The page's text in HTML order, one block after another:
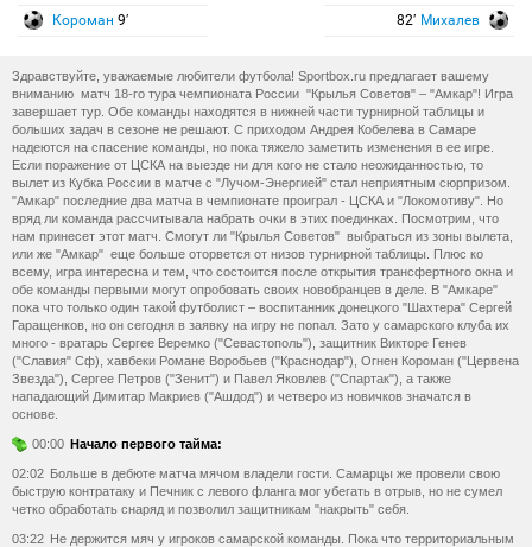
Короман 9′ 82′ Михалев
Здравствуйте, уважаемые любители футбола! Sportbox.ru предлагает вашему
вниманию матч 18-го тура чемпионата России "Крылья Советов" – "Амкар"! Игра
завершает тур. Обе команды находятся в нижней части турнирной таблицы и
больших задач в сезоне не решают. С приходом Андрея Кобелева в Самаре
надеются на спасение команды, но пока тяжело заметить изменения в ее игре.
Если поражение от ЦСКА на выезде ни для кого не стало неожиданностью, то
вылет из Кубка России в матче с "Лучом-Энергией" стал неприятным сюрпризом.
"Амкар" последние два матча в чемпионате проиграл - ЦСКА и "Локомотиву". Но
вряд ли команда рассчитывала набрать очки в этих поединках. Посмотрим, что
нам принесет этот матч. Смогут ли "Крылья Советов" выбраться из зоны вылета,
или же "Амкар" еще больше оторвется от низов турнирной таблицы. Плюс ко
всему, игра интересна и тем, что состоится после открытия трансфертного окна и
обе команды первыми могут опробовать своих новобранцев в деле. В "Амкаре"
пока что только один такой футболист – воспитанник донецкого "Шахтера" Сергей
Гаращенков, но он сегодня в заявку на игру не попал. Зато у самарского клуба их
много - вратарь Сергее Веремко ("Севастополь"), защитник Викторе Генев
("Славия" Сф), хавбеки Романе Воробьев ("Краснодар"), Огнен Короман ("Цервена
Звезда"), Сергее Петров ("Зенит") и Павел Яковлев ("Спартак"), а также
нападающий Димитар Макриев ("Ашдод") и четверо из новичков значатся в
основе.
00:00 Начало первого тайма:
02:02 Больше в дебюте матча мячом владели гости. Самарцы же провели свою
быструю контратаку и Печник с левого фланга мог убегать в отрыв, но не сумел
четко обработать снаряд и позволил защитникам "накрыть" себя.
03:22 Не держится мяч у игроков самарской команды. Пока что территориальным